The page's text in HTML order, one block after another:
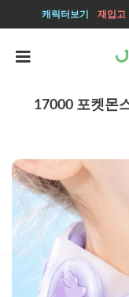
캐릭터보기 재입고
17000 포켓몬